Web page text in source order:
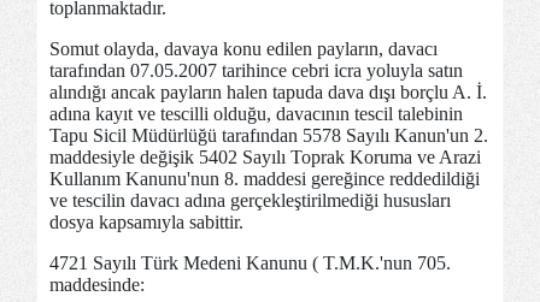
toplanmaktadır.
Somut olayda, davaya konu edilen payların, davacı
tarafından 07.05.2007 tarihince cebri icra yoluyla satın
alındığı ancak payların halen tapuda dava dışı borçlu A. İ.
adına kayıt ve tescilli olduğu, davacının tescil talebinin
Tapu Sicil Müdürlüğü tarafından 5578 Sayılı Kanun'un 2.
maddesiyle değişik 5402 Sayılı Toprak Koruma ve Arazi
Kullanım Kanunu'nun 8. maddesi gereğince reddedildiği
ve tescilin davacı adına gerçekleştirilmediği hususları
dosya kapsamıyla sabittir.
4721 Sayılı Türk Medeni Kanunu ( T.M.K.'nun 705.
maddesinde: